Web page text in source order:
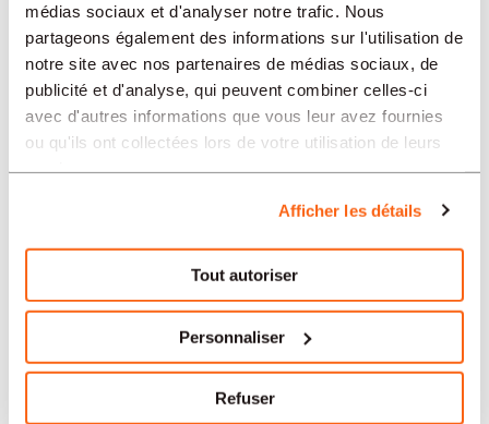
médias sociaux et d'analyser notre trafic. Nous
partageons également des informations sur l'utilisation de
notre site avec nos partenaires de médias sociaux, de
publicité et d'analyse, qui peuvent combiner celles-ci
avec d'autres informations que vous leur avez fournies
ou qu'ils ont collectées lors de votre utilisation de leurs
Afficher les détails
Tout autoriser
Personnaliser
Refuser
08.08.2026 / 41758
MENDRISIO / TEMPORANEO
Gessatore/trice
Fondato nel 2012, il gruppo OK JOB SA
servizi specializzati. Vantiamo più di 30 anni
fisso e temporaneo.
08.08.2026 / 41759
MENDRISIO / TEMPORANEO
Idraulico con esperienza nella